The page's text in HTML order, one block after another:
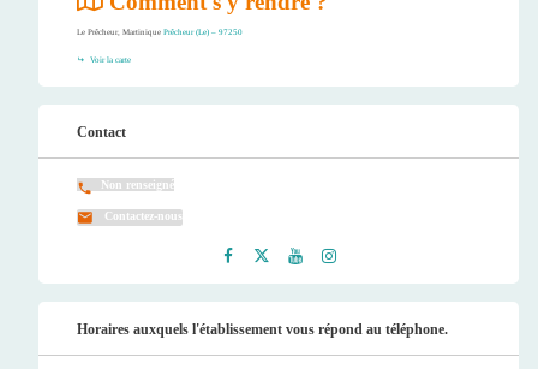
Le Prêcheur, Martinique Prêcheur (Le) – 97250
Voir la carte
Contact
Non renseigné
Contactez-nous
ook
er
be
ram
Horaires auxquels l'établissement vous répond au téléphone.